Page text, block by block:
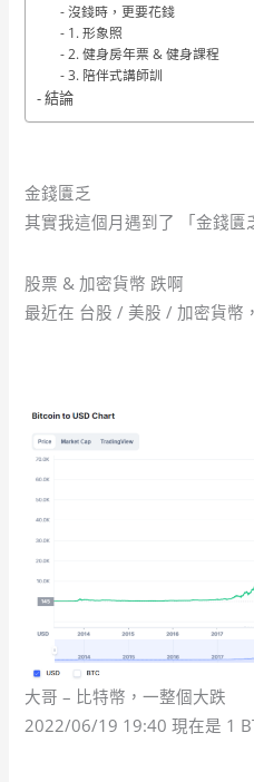
沒錢時，更要花錢
1. 形象照
2. 健身房年票 & 健身課程
3. 陪伴式講師訓
結論
金錢匱乏
其實我這個月遇到了 「金錢匱
股票 & 加密貨幣 跌啊
最近在 台股 / 美股 / 加密貨幣
大哥 – 比特幣，一整個大跌
2022/06/19 19:40 現在是 1